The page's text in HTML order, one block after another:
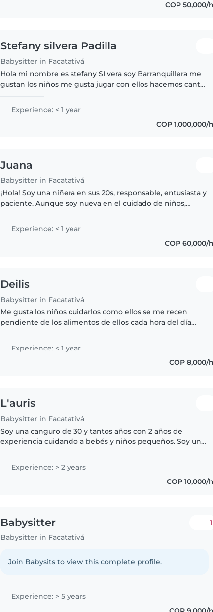
COP 50,000/
Stefany silvera Padilla
Babysitter in Facatativá
Hola mi nombre es stefany SIlvera soy Barranquillera me
gustan los niños me gusta jugar con ellos hacemos cantos
niños los..
Experience: < 1 year
COP 1,000,000/
Juana
Babysitter in Facatativá
¡Hola! Soy una niñera en sus 20s, responsable, entusiasta y
paciente. Aunque soy nueva en el cuidado de niños,
y adolescentes...
Experience: < 1 year
COP 60,000/
Deilis
Babysitter in Facatativá
Me gusta los niños cuidarlos como ellos se me recen
pendiente de los alimentos de ellos cada hora del día
Experience: < 1 year
COP 8,000/
L'auris
Babysitter in Facatativá
Soy una canguro de 30 y tantos años con 2 años de
experiencia cuidando a bebés y niños pequeños. Soy una
Experience: > 2 years
COP 10,000/
Babysitter
Babysitter in Facatativá
1
Join Babysits to view this complete profile.
Experience: > 5 years